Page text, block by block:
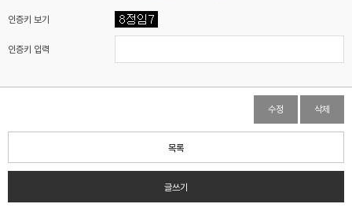
인증키 보기
인증키 입력
수정 삭제
목록
글쓰기